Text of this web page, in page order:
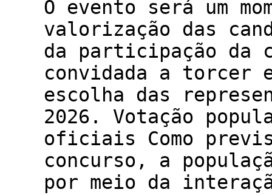
O evento será um
valorização das
da participação da
convidada a torcer
escolha das
2026. Votação
oficiais Como
concurso, a
por meio da